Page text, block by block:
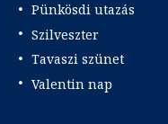
Pünkösdi utazás
Szilveszter
Tavaszi szünet
Valentin nap